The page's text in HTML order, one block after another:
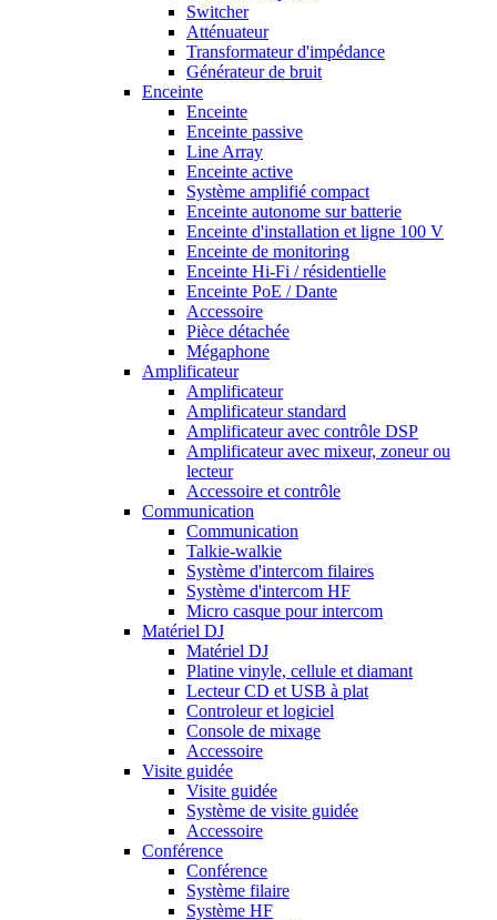
Switcher
Atténuateur
Transformateur d'impédance
Générateur de bruit
Enceinte
Enceinte
Enceinte passive
Line Array
Enceinte active
Système amplifié compact
Enceinte autonome sur batterie
Enceinte d'installation et ligne 100 V
Enceinte de monitoring
Enceinte Hi-Fi / résidentielle
Enceinte PoE / Dante
Accessoire
Pièce détachée
Mégaphone
Amplificateur
Amplificateur
Amplificateur standard
Amplificateur avec contrôle DSP
Amplificateur avec mixeur, zoneur ou
lecteur
Accessoire et contrôle
Communication
Communication
Talkie-walkie
Système d'intercom filaires
Système d'intercom HF
Micro casque pour intercom
Matériel DJ
Matériel DJ
Platine vinyle, cellule et diamant
Lecteur CD et USB à plat
Controleur et logiciel
Console de mixage
Accessoire
Visite guidée
Visite guidée
Système de visite guidée
Accessoire
Conférence
Conférence
Système filaire
Système HF